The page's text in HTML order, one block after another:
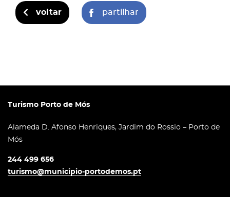
voltar partilhar
Turismo Porto de Mós
Alameda D. Afonso Henriques, Jardim do Rossio – Porto de
Mós
244 499 656
turismo@municipio-portodemos.pt